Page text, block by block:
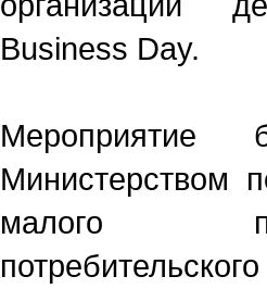
Business Day.
Мероприятие
Министерством
малого